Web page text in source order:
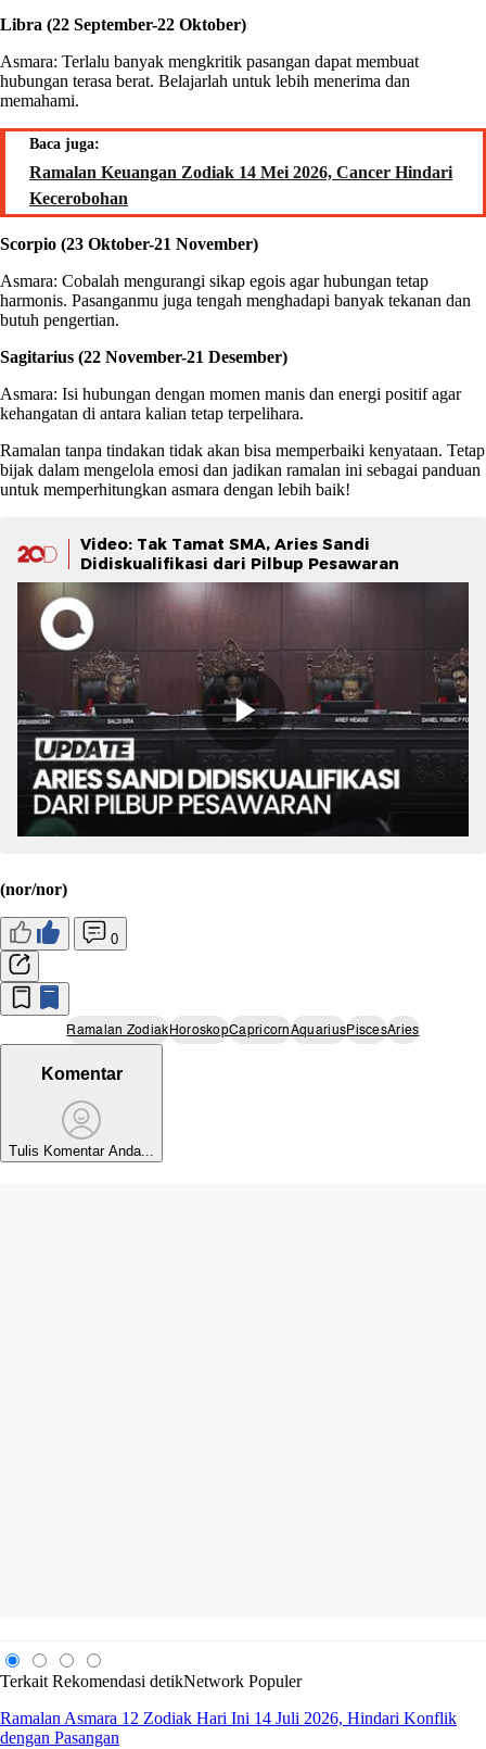
Libra (22 September-22 Oktober)
Asmara: Terlalu banyak mengkritik pasangan dapat membuat
hubungan terasa berat. Belajarlah untuk lebih menerima dan
memahami.
Baca juga:
Ramalan Keuangan Zodiak 14 Mei 2026, Cancer Hindari
Kecerobohan
Scorpio (23 Oktober-21 November)
Asmara: Cobalah mengurangi sikap egois agar hubungan tetap
harmonis. Pasanganmu juga tengah menghadapi banyak tekanan dan
butuh pengertian.
Sagitarius (22 November-21 Desember)
Asmara: Isi hubungan dengan momen manis dan energi positif agar
kehangatan di antara kalian tetap terpelihara.
Ramalan tanpa tindakan tidak akan bisa memperbaiki kenyataan. Tetap
bijak dalam mengelola emosi dan jadikan ramalan ini sebagai panduan
untuk memperhitungkan asmara dengan lebih baik!
Video: Tak Tamat SMA, Aries Sandi
Didiskualifikasi dari Pilbup Pesawaran
(nor/nor)
0
Ramalan ZodiakHoroskopCapricornAquariusPiscesAries
Komentar
Tulis Komentar Anda...
Terkait Rekomendasi detikNetwork Populer
Ramalan Asmara 12 Zodiak Hari Ini 14 Juli 2026, Hindari Konflik
dengan Pasangan